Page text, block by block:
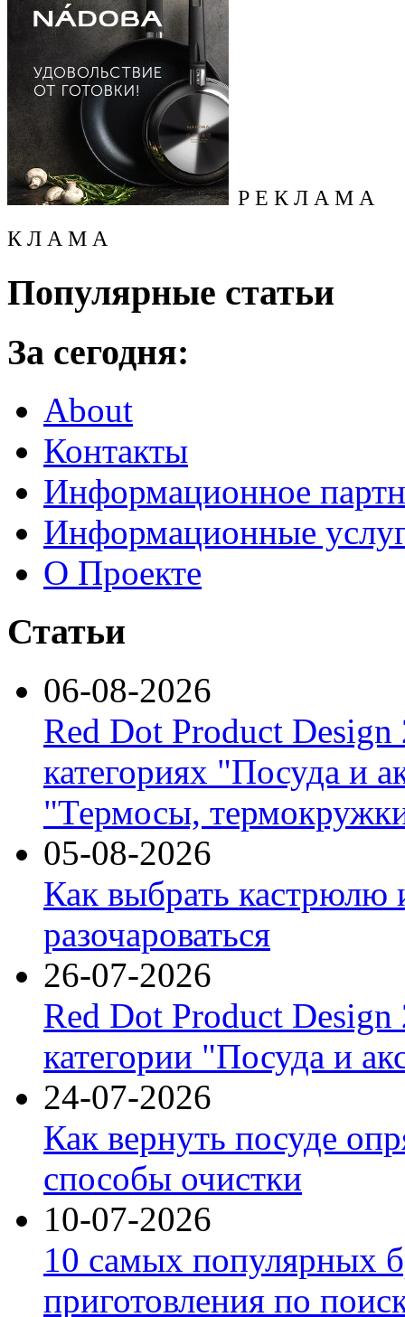
Р Е К Л А М А
К Л А М А
Популярные статьи
За сегодня:
About
Контакты
Информационное
Информационные
О Проекте
Статьи
06-08-2026
Red Dot Product Design
категориях "Посуда и
"Термосы,
05-08-2026
Как выбрать кастрюлю
разочароваться
26-07-2026
Red Dot Product Design
категории "Посуда и
24-07-2026
Как вернуть посуде
способы очистки
10-07-2026
10 самых популярных
приготовления по